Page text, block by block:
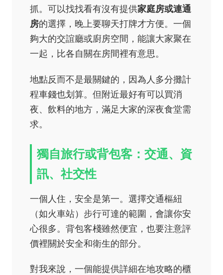
抓。可以找找看有沒有提供家庭房或連通
房的選擇，晚上要聊天打牌才方便。一個
夠大的交誼廳或廚房空間，能讓大家聚在
一起，比各自關在房間裡有意思。
地點反而不是最關鍵的，因為人多分攤計
程車錢也划算。但附近最好有可以買消
夜、飲料的地方，滿足大家的深夜食堂需
求。
獨自旅行或背包客：交通、資
訊、社交性
一個人住，安全是第一。選擇交通樞紐
（如火車站）步行可達的範圍，會讓你安
心很多。背包客棧雖然便宜，也要注意評
價裡關於安全和衛生的部分。
對我來說，一個能提供詳細在地攻略的櫃